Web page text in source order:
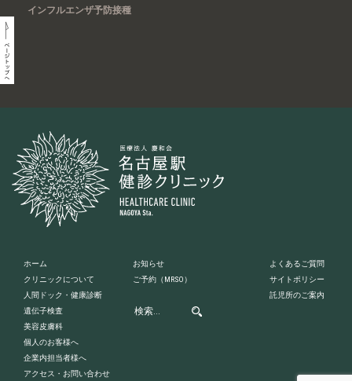
インフルエンザ予防接種
ホーム
クリニックについて
人間ドック・健康診断
遺伝子検査
美容皮膚科
個人のお客様へ
企業内担当者様へ
アクセス・お問い合わせ
お知らせ
ご予約 （MRSO）
よくあるご質問
サイトポリシー
託児所のご案内